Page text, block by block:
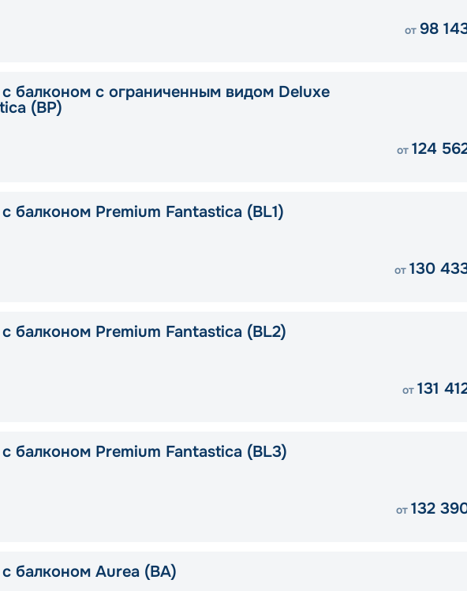
от 98
балконом с ограниченным видом Deluxe
(BP)
от 124
балконом Premium Fantastica (BL1)
от 130
балконом Premium Fantastica (BL2)
от 131
балконом Premium Fantastica (BL3)
от 132
балконом Aurea (BA)